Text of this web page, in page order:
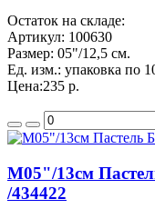
Остаток на складе:
Артикул: 100630
Размер: 05"/12,5 см.
Ед. изм.: упаковка по
Цена:235 р.
M05"/13см
/434422